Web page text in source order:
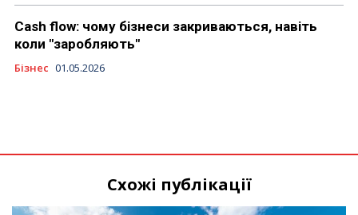
Cash flow: чому бізнеси закриваються, навіть
коли "заробляють"
Бізнес 01.05.2026
Схожі публікації